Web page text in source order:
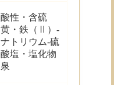
酸性・含硫
黄・鉄（Ⅱ）-
ナトリウム-硫
酸塩・塩化物
泉